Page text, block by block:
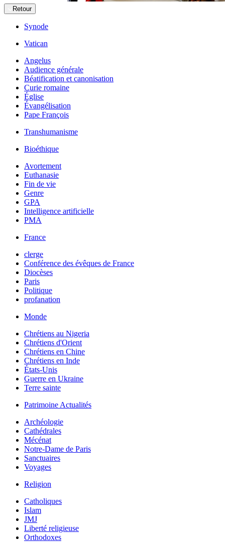
Retour
Synode
Vatican
Angelus
Audience générale
Béatification et canonisation
Curie romaine
Église
Évangélisation
Pape François
Transhumanisme
Bioéthique
Avortement
Euthanasie
Fin de vie
Genre
GPA
Intelligence artificielle
PMA
France
clerge
Conférence des évêques de France
Diocèses
Paris
Politique
profanation
Monde
Chrétiens au Nigeria
Chrétiens d'Orient
Chrétiens en Chine
Chrétiens en Inde
États-Unis
Guerre en Ukraine
Terre sainte
Patrimoine Actualités
Archéologie
Cathédrales
Mécénat
Notre-Dame de Paris
Sanctuaires
Voyages
Religion
Catholiques
Islam
JMJ
Liberté religieuse
Orthodoxes